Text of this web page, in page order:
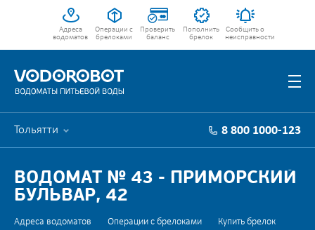
Адреса
водоматов
Операции с
брелоками
Проверить
баланс
Пополнить
брелок
Сообщить о
неисправности
Тольятти 8 800 1000-123
ВОДОМАТ № 43 - ПРИМОРСКИЙ
БУЛЬВАР, 42
Адреса водоматов Операции с брелоками Купить брелок